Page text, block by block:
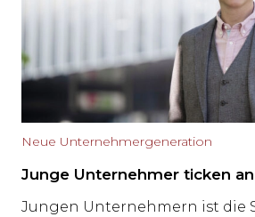
Neue Unternehmergeneration
Junge Unternehmer ticken
Jungen Unternehmern ist die